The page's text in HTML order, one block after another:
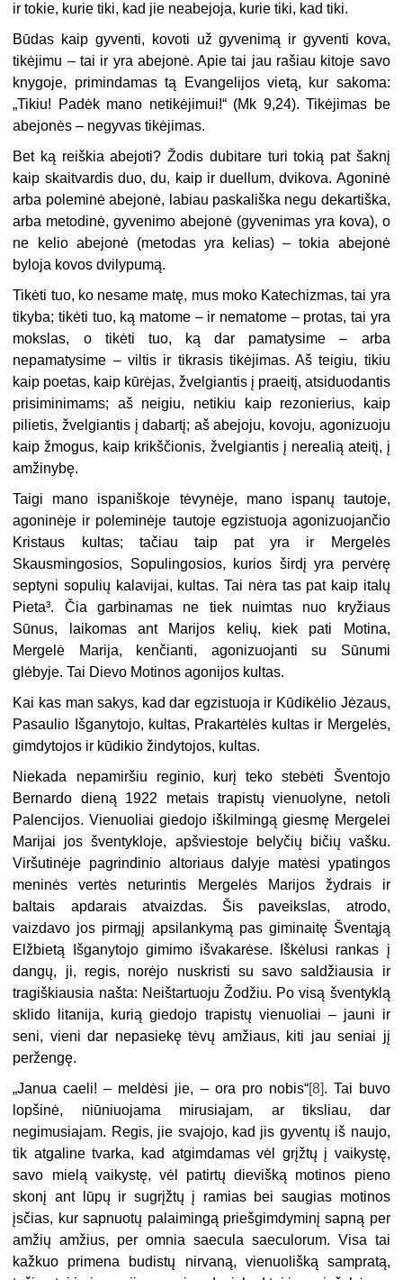
ir tokie, kurie tiki, kad jie neabejoja, kurie tiki, kad tiki.
Būdas kaip gyventi, kovoti už gyvenimą ir gyventi kova,
tikėjimu – tai ir yra abejonė. Apie tai jau rašiau kitoje savo
knygoje, primindamas tą Evangelijos vietą, kur sakoma:
„Tikiu! Padėk mano netikėjimui!“ (Mk 9,24). Tikėjimas be
abejonės – negyvas tikėjimas.
Bet ką reiškia abejoti? Žodis dubitare turi tokią pat šaknį
kaip skaitvardis duo, du, kaip ir duellum, dvikova. Agoninė
arba poleminė abejonė, labiau paskališka negu dekartiška,
arba metodinė, gyvenimo abejonė (gyvenimas yra kova), o
ne kelio abejonė (metodas yra kelias) – tokia abejonė
byloja kovos dvilypumą.
Tikėti tuo, ko nesame matę, mus moko Katechizmas, tai yra
tikyba; tikėti tuo, ką matome – ir nematome – protas, tai yra
mokslas, o tikėti tuo, ką dar pamatysime – arba
nepamatysime – viltis ir tikrasis tikėjimas. Aš teigiu, tikiu
kaip poetas, kaip kūrėjas, žvelgiantis į praeitį, atsiduodantis
prisiminimams; aš neigiu, netikiu kaip rezonierius, kaip
pilietis, žvelgiantis į dabartį; aš abejoju, kovoju, agonizuoju
kaip žmogus, kaip krikščionis, žvelgiantis į nerealią ateitį, į
amžinybę.
Taigi mano ispaniškoje tėvynėje, mano ispanų tautoje,
agoninėje ir poleminėje tautoje egzistuoja agonizuojančio
Kristaus kultas; tačiau taip pat yra ir Mergelės
Skausmingosios, Sopulingosios, kurios širdį yra pervėrę
septyni sopulių kalavijai, kultas. Tai nėra tas pat kaip italų
Pieta³. Čia garbinamas ne tiek nuimtas nuo kryžiaus
Sūnus, laikomas ant Marijos kelių, kiek pati Motina,
Mergelė Marija, kenčianti, agonizuojanti su Sūnumi
glėbyje. Tai Dievo Motinos agonijos kultas.
Kai kas man sakys, kad dar egzistuoja ir Kūdikėlio Jėzaus,
Pasaulio Išganytojo, kultas, Prakartėlės kultas ir Mergelės,
gimdytojos ir kūdikio žindytojos, kultas.
Niekada nepamiršiu reginio, kurį teko stebėti Šventojo
Bernardo dieną 1922 metais trapistų vienuolyne, netoli
Palencijos. Vienuoliai giedojo iškilmingą giesmę Mergelei
Marijai jos šventykloje, apšviestoje belyčių bičių vašku.
Viršutinėje pagrindinio altoriaus dalyje matėsi ypatingos
meninės vertės neturintis Mergelės Marijos žydrais ir
baltais apdarais atvaizdas. Šis paveikslas, atrodo,
vaizdavo jos pirmąjį apsilankymą pas giminaitę Šventąją
Elžbietą Išganytojo gimimo išvakarėse. Iškėlusi rankas į
dangų, ji, regis, norėjo nuskristi su savo saldžiausia ir
tragiškiausia našta: Neištartuoju Žodžiu. Po visą šventyklą
sklido litanija, kurią giedojo trapistų vienuoliai – jauni ir
seni, vieni dar nepasiekę tėvų amžiaus, kiti jau seniai jį
peržengę.
„Janua caeli! – meldėsi jie, – ora pro nobis“[8] . Tai buvo
lopšinė, niūniuojama mirusiajam, ar tiksliau, dar
negimusiajam. Regis, jie svajojo, kad jis gyventų iš naujo,
tik atgaline tvarka, kad atgimdamas vėl grįžtų į vaikystę,
savo mielą vaikystę, vėl patirtų dievišką motinos pieno
skonį ant lūpų ir sugrįžtų į ramias bei saugias motinos
įsčias, kur sapnuotų palaimingą priešgimdyminį sapną per
amžių amžius, per omnia saecula saeculorum. Visa tai
kažkuo primena budistų nirvaną, vienuolišką sampratą,